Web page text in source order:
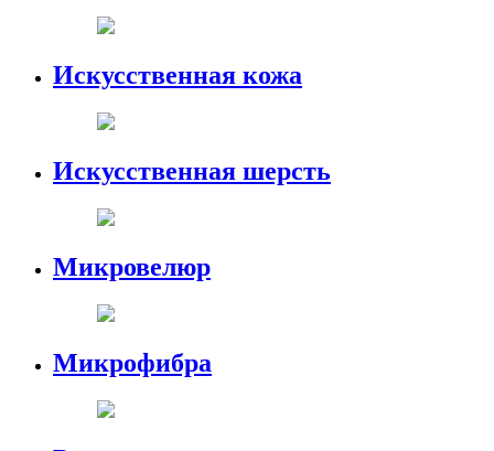
Искусственная кожа
Искусственная шерсть
Микровелюр
Микрофибра